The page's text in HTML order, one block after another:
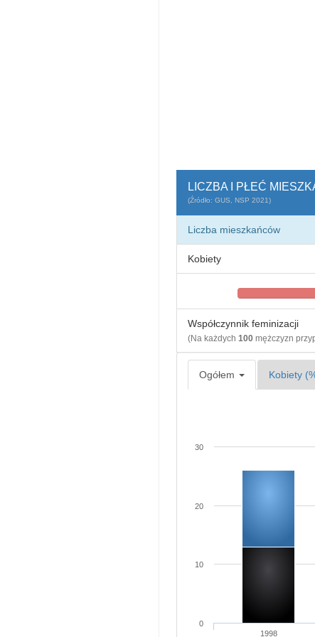
LICZBA I PŁEĆ
(Źródło: GUS, NSP 2021)
Liczba mieszkańców
Kobiety
Współczynnik feminizacji
(Na każdych 100mężczyzn
Ogółem Kobiety
1998
0
10
20
30